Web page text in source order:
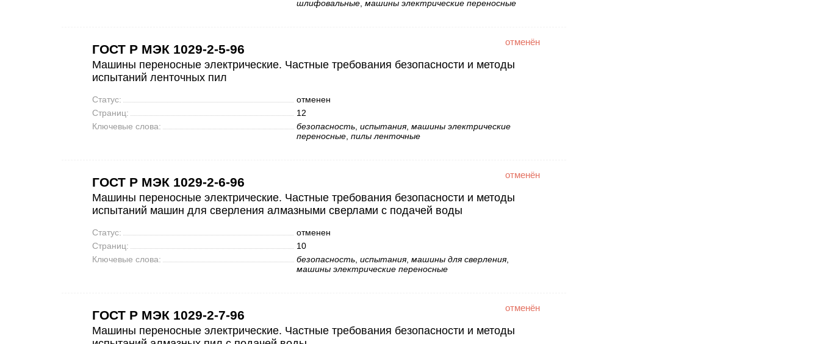
шлифовальные, машины электрические переносные
ГОСТ Р МЭК 1029-2-5-96
Машины переносные электрические. Частные требования безопасности и методы
испытаний ленточных пил
Статус:
отменен
Страниц:
12
Ключевые слова:
безопасность, испытания, машины электрические
переносные, пилы ленточные
ГОСТ Р МЭК 1029-2-6-96
Машины переносные электрические. Частные требования безопасности и методы
испытаний машин для сверления алмазными сверлами с подачей воды
Статус:
отменен
Страниц:
10
Ключевые слова:
безопасность, испытания, машины для сверления,
машины электрические переносные
ГОСТ Р МЭК 1029-2-7-96
Машины переносные электрические. Частные требования безопасности и методы